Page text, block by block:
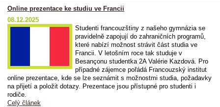
Online prezentace ke studiu ve Francii
08.12.2025
Studenti francouzštiny z našeho gymnázia se
pravidelně zapojují do zahraničních programů,
které nabízí možnost strávit část studia ve
Francii. V letošním roce tak studuje v
Besançonu studentka 2A Valérie Kazdová. Pro
případné zájemce pořádá Francouzský institut
online prezentace, kde se lze seznámit s možnostmi studia, požadavky
na přijetí a položit dotazy. Prezentace jsou přístupné pro studenti i
rodiče.
Celý článek